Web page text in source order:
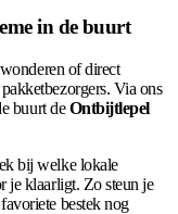
in de buurt
of direct
Via ons
buurt deOntbijtlepel
bij welke lokale
je klaarligt. Zo steun je
bestek nog